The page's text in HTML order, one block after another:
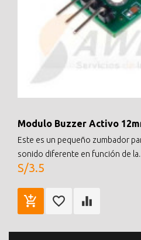
Modulo Buzzer Activo
Este es un pequeño zumbador
sonido diferente en función de la..
S/3.5